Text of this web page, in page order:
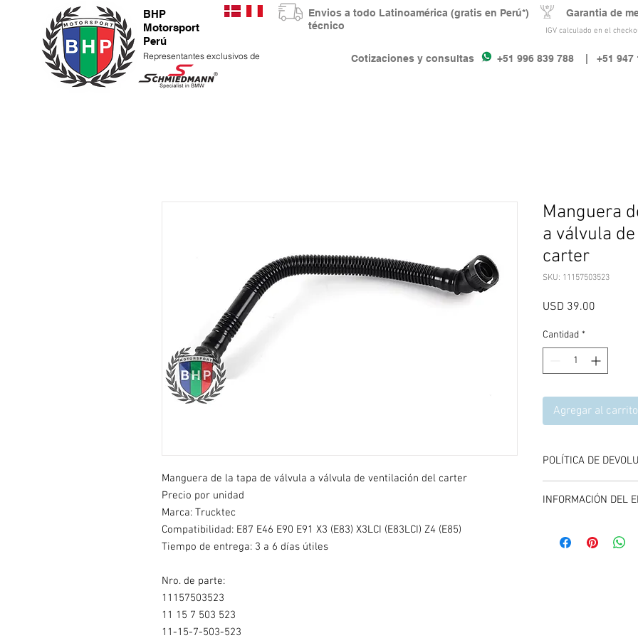
IGV calculado en el
BHP
Motorsport
Perú
Representantes exclusivos de Cotizaciones y consultas +51 996 839 788 | +51 947
Envios a todo Latinoamérica (gratis en Perú*) Garantia de
técnico
Manguera de la tapa de válvula a válvula de ventilación del carter
Precio por unidad
Marca: Trucktec
Compatibilidad: E87 E46 E90 E91 X3 (E83) X3LCI (E83LCI) Z4 (E85)
Tiempo de entrega: 3 a 6 días útiles
Nro. de parte:
11157503523
11 15 7 503 523
11-15-7-503-523
Manguera
a válvula
carter
SKU: 11157503523
USD 39.00
Cantidad *
Agregar al carrito
POLÍTICA DE
compra del producto,
INFORMACIÓN DEL
carrito de compras,